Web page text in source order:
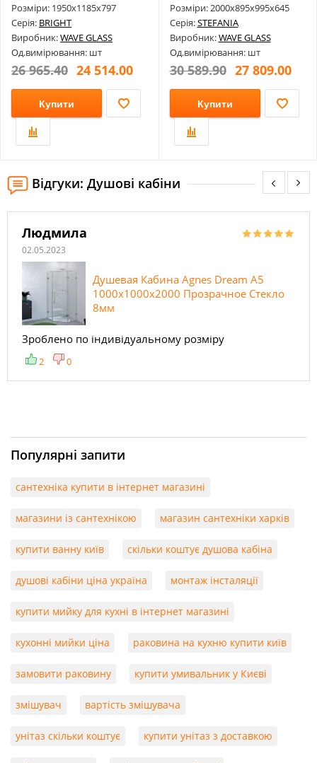
Розміри: 1950х1185х797
Серія: BRIGHT
Виробник:WAVE GLASS
Од.вимірювання: шт
26 965.40 24 514.00
Купити
Розміри: 2000х895х995х645
Серія:STEFANIA
Виробник:WAVE GLASS
Од.вимірювання: шт
30 589.90 27 809.00
Купити
Відгуки: Душові кабіни
Людмила
02.05.2023
Душевая Кабина Agnes Dream A5
1000х1000х2000 Прозрачное Стекло
8мм
Зроблено по індивідуальному розміру
2 0
Популярні запити
сантехніка купити в інтернет магазині
магазини із сантехнікою магазин сантехніки харків
купити ванну київ скільки коштує душова кабіна
душові кабіни ціна україна монтаж інсталяції
купити мийку для кухні в інтернет магазині
кухонні мийки ціна раковина на кухню купити київ
замовити раковину купити умивальник у Києві
змішувач вартість змішувача
унітаз скільки коштує купити унітаз з доставкою